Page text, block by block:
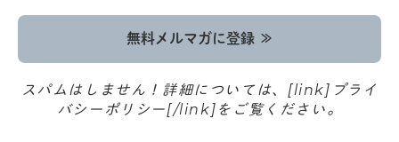
スパムはしません！詳細については、[link]プライ
バシーポリシー[/link]をご覧ください。
東京・新大久保
お店・モノ・場所
【2025年版】インドビザを取
得しよう！5年有効の「電子ツ
ーリストビザ e Tourist